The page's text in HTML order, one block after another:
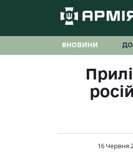
#НОВИНИ
16 Червня